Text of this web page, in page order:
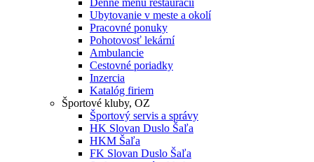
Denné menu reštaurácií
Ubytovanie v meste a okolí
Pracovné ponuky
Pohotovosť lekární
Ambulancie
Cestovné poriadky
Inzercia
Katalóg firiem
Športové kluby, OZ
Športový servis a správy
HK Slovan Duslo Šaľa
HKM Šaľa
FK Slovan Duslo Šaľa